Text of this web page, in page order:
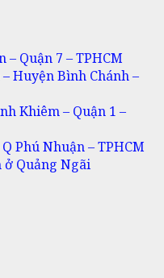
Quận 7 – TPHCM
Huyện Bình Chánh –
Khiêm – Quận 1 –
Phú Nhuận – TPHCM
ở Quảng Ngãi